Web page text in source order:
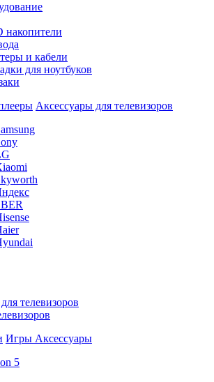
накопители
и кабели
для ноутбуков
Аксессуары для телевизоров
телевизоров
Игры Аксессуары
5